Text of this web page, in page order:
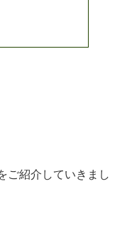
ご紹介していきまし